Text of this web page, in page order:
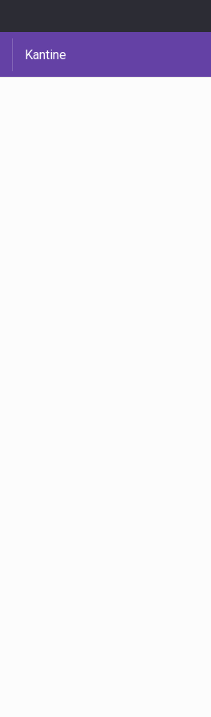
Kantine